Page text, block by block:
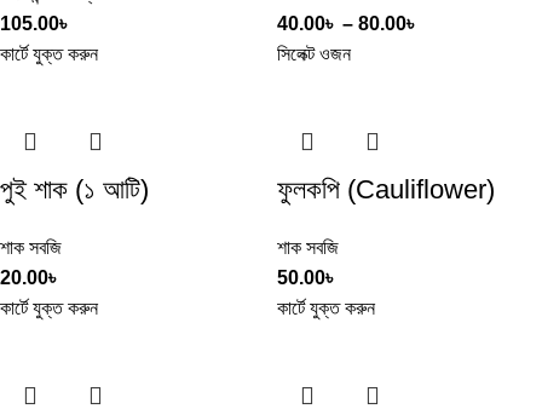
105.00৳
কার্টে যুক্ত করুন
40.00৳ – 80.00৳
সিলেক্ট ওজন
পুই শাক (১ আটি)
শাক সবজি
20.00৳
কার্টে যুক্ত করুন
ফুলকপি (Cauliflower)
শাক সবজি
50.00৳
কার্টে যুক্ত করুন